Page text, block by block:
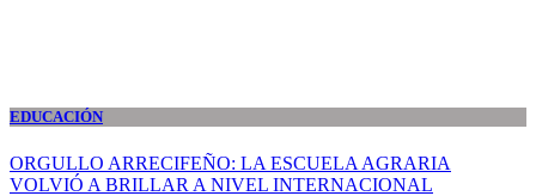
EDUCACIÓN
ORGULLO ARRECIFEÑO: LA ESCUELA AGRARIA
VOLVIÓ A BRILLAR A NIVEL INTERNACIONAL